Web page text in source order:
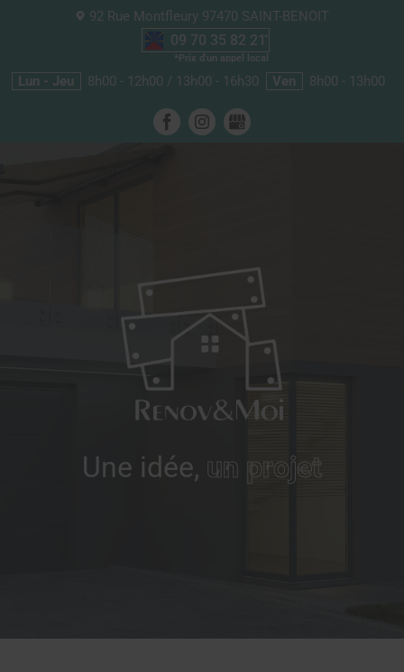
92 Rue Montfleury 97470 SAINT-BENOIT
09 70 35 82 21
Lun - Jeu 8h00 - 12h00 / 13h00 - 16h30 Ven 8h00 - 13h00
Une idée, un projet